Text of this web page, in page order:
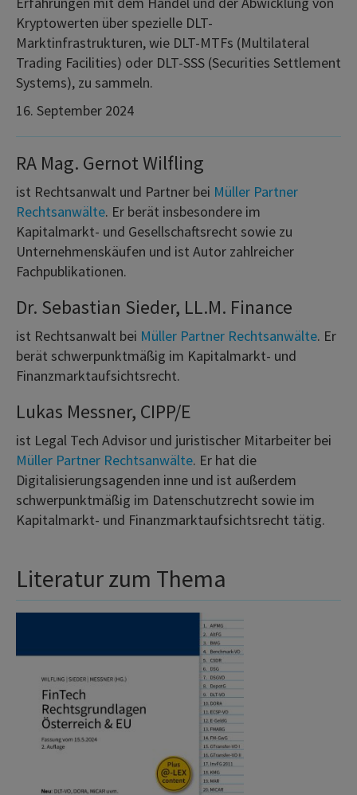
Kryptowerten über spezielle DLT-
Marktinfrastrukturen, wie DLT-MTFs (Multilateral
Trading Facilities) oder DLT-SSS (Securities Settlement
Systems), zu sammeln.
16. September 2024
RA Mag. Gernot Wilfling
ist Rechtsanwalt und Partner bei Müller Partner
Rechtsanwälte. Er berät insbesondere im
Kapitalmarkt- und Gesellschaftsrecht sowie zu
Unternehmenskäufen und ist Autor zahlreicher
Fachpublikationen.
Dr. Sebastian Sieder, LL.M. Finance
ist Rechtsanwalt bei Müller Partner Rechtsanwälte. Er
berät schwerpunktmäßig im Kapitalmarkt- und
Finanzmarktaufsichtsrecht.
Lukas Messner, CIPP/E
ist Legal Tech Advisor und juristischer Mitarbeiter bei
Müller Partner Rechtsanwälte. Er hat die
Digitalisierungsagenden inne und ist außerdem
schwerpunktmäßig im Datenschutzrecht sowie im
Kapitalmarkt- und Finanzmarktaufsichtsrecht tätig.
Literatur zum Thema